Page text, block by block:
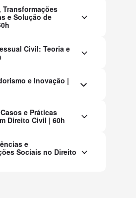
Transformações
e Solução de
Civil: Teoria e
e Inovação |
e Práticas
Direito Civil | 60h
e
Sociais no Direito